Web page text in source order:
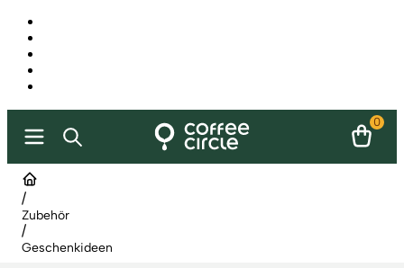
0
/
Zubehör
/
Geschenkideen